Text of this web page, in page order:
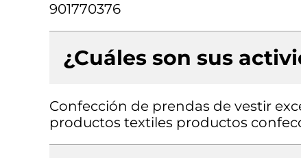
901770376
¿Cuáles son sus
Confección de prendas de vestir
productos textiles productos